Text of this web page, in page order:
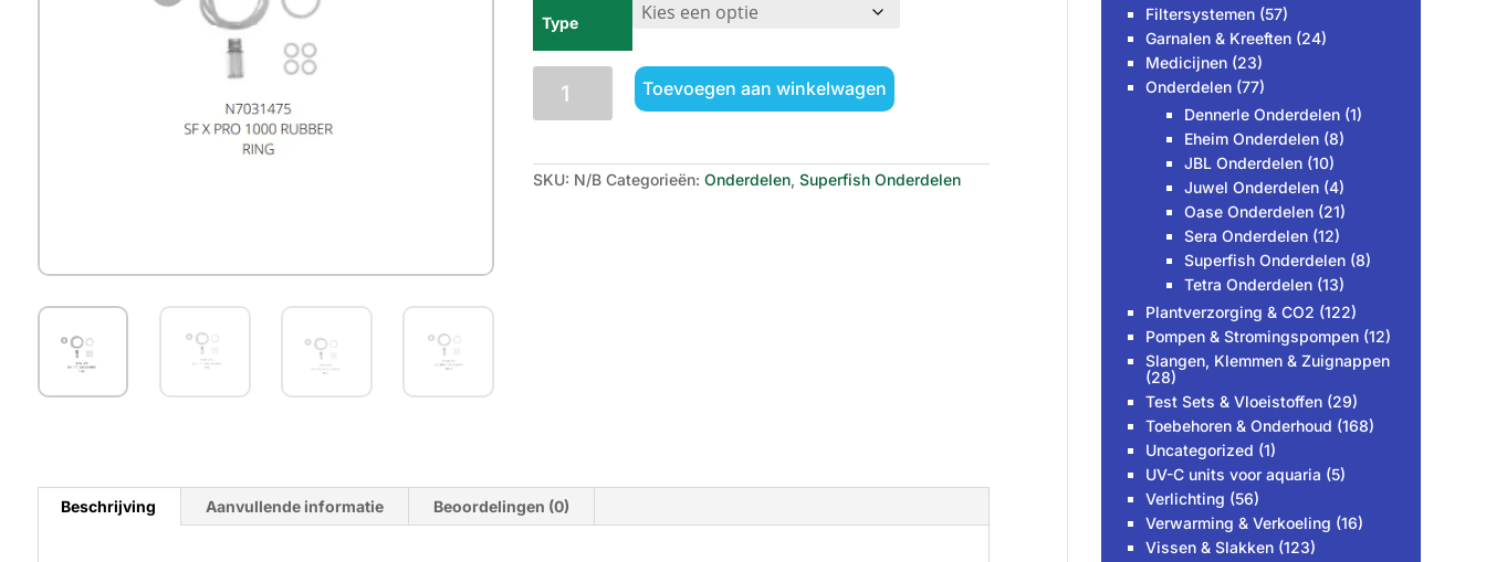
Type
SuperFish
Rubber
aantal
Toevoegen aan winkelwagen
SKU: N/B Categorieën: Onderdelen, Superfish Onderdelen
Beschrijving Aanvullende informatie Beoordelingen (0)
Filtersystemen (57)
Garnalen & Kreeften (24)
Medicijnen (23)
Onderdelen (77)
Dennerle Onderdelen (1)
Eheim Onderdelen (8)
JBL Onderdelen (10)
Juwel Onderdelen (4)
Oase Onderdelen (21)
Sera Onderdelen (12)
Superfish Onderdelen (8)
Tetra Onderdelen (13)
Plantverzorging & CO2 (122)
Pompen & Stromingspompen (12)
Slangen, Klemmen & Zuignappen
(28)
Test Sets & Vloeistoffen (29)
Toebehoren & Onderhoud (168)
Uncategorized (1)
UV-C units voor aquaria (5)
Verlichting (56)
Verwarming & Verkoeling (16)
Vissen & Slakken (123)